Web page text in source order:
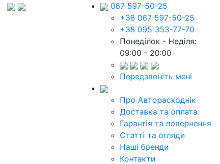
067 597-50-25
+38 067 597-50-25
+38 095 353-77-70
Понеділок - Неділя:
09:00 - 20:00
Передзвоніть мені
Про Авторасходнік
Доставка та оплата
Гарантія та повернення
Статті та огляди
Наші бренди
Контакти